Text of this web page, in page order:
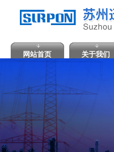
网站首页 关于我们